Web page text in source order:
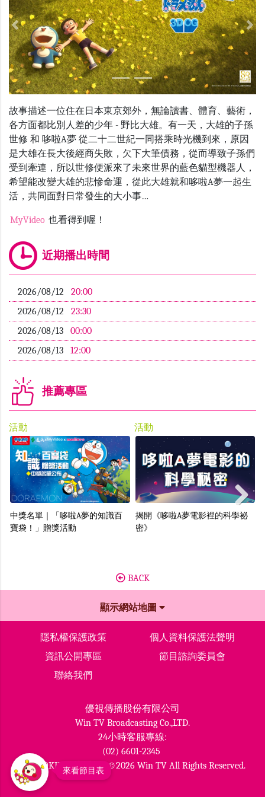
Previous
故事描述一位住在日本東京郊外，無論讀書、體育、藝術，
各方面都比別人差的少年 - 野比大雄。有一天，大雄的子孫
世修 和 哆啦A夢 從二十二世紀一同搭乘時光機到來，原因
是大雄在長大後經商失敗，欠下大筆債務，從而導致子孫們
受到牽連，所以世修便派來了未來世界的藍色貓型機器人，
希望能改變大雄的悲慘命運，從此大雄就和哆啦A夢一起生
活，共同面對日常發生的大小事…
MyVideo 也看得到喔！
近期播出時間
2026/08/12
20:00
2026/08/12
23:30
2026/08/13
00:00
2026/08/13
12:00
推薦專區
活動
中獎名單｜「哆啦A夢的知識百
寶袋！」贈獎活動
活動
揭開《哆啦A夢電影裡的科學祕
密》
Next
BACK
顯示網站地圖
隱私權保護政策
個人資料保護法聲明
資訊公開專區
節目諮詢委員會
聯絡我們
優視傳播股份有限公司
Win TV Broadcasting Co.,LTD.
24小時客服專線:
(02) 6601-2345
MOMOKIDS版權所有 ©2026 Win TV All Rights Reserved.
來看節目表